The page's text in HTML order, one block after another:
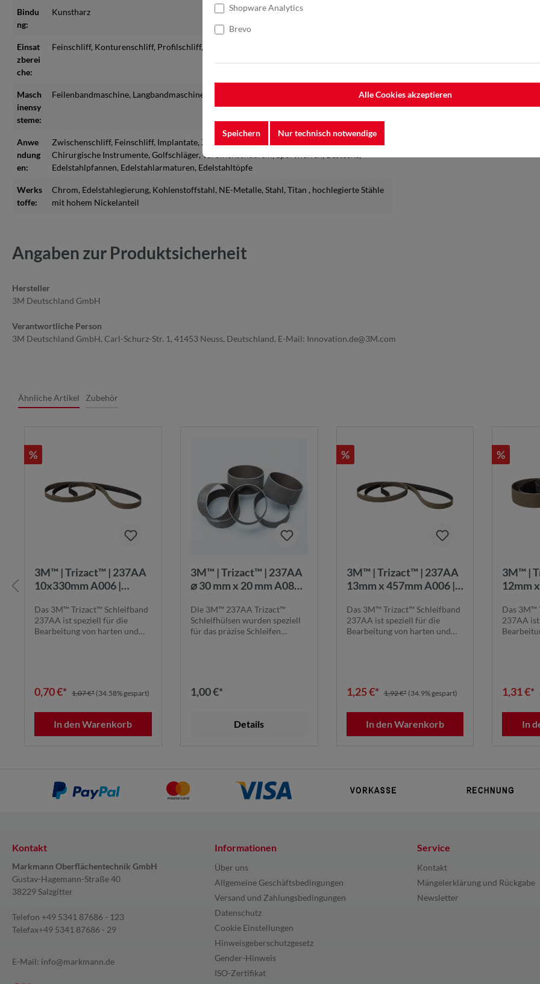
Bindu
ng:
Kunstharz
Einsat
zberei
che:
Feinschliff, Konturenschliff, Profilschliff, Zwischenschliff
Masch
inensy
steme:
Feilenbandmaschine, Langbandmaschine
Anwe
ndung
en:
Zwischenschliff, Feinschliff, Implantate, Zahnärztliche und medizinische Geräte
Chirurgische Instrumente, Golfschläger, Turbinenschaufeln
Edelstahlpfannen, Edelstahlarmaturen, Edelstahltöpfe
Werks
toffe:
Chrom, Edelstahlegierung, Kohlenstoffstahl, NE-Metalle, Stahl, Titan , hochlegierte Stähle
mit hohem Nickelanteil
Angaben zur Produktsicherheit
Hersteller
3M Deutschland GmbH
Verantwortliche Person
3M Deutschland GmbH, Carl-Schurz-Str. 1, 41453 Neuss, Deutschland, E-Mail: Innovation.de@3M.com
Ähnliche Artikel Zubehör
%
3M™ | Trizact™ | 237AA
10x330mm A006 |
Gleichbleibende
Schleifergebnisse
Das 3M™ Trizact™ Schleifband
237AA ist speziell für die
Bearbeitung von harten und
0,70 €* 1,07 €* (34.58% gespart)
In den Warenkorb
3M™ | Trizact™ | 237AA
⌀ 30 mm x 20 mm A080 |
Drehzahl: 19100 min-1 |
3M237AAD30X20A080
Die 3M™ 237AA Trizact™
Schleifhülsen wurden speziell
für das präzise Schleifen
1,00 €*
Details
%
3M™ | Trizact™ | 237AA
13mm x 457mm A006 |
Gleichbleibende
Schleifergebnisse
Das 3M™ Trizact™ Schleifband
237AA ist speziell für die
Bearbeitung von harten und
1,25 €* 1,92 €* (34.9% gespart)
In den Warenkorb
%
3M™ |
12mm
Das 3M™
237AA
1,31 €*
In
Kontakt
Markmann Oberflächentechnik GmbH
Gustav-Hagemann-Straße 40
38229 Salzgitter
Telefon +49 5341 87686 - 123
Telefax+49 5341 87686 - 29
E-Mail: info@markmann.de
Informationen
Über uns
Allgemeine Geschäftsbedingungen
Versand und Zahlungsbedingungen
Datenschutz
Cookie Einstellungen
Hinweisgeberschutzgesetz
Gender-Hinweis
ISO-Zertifikat
Service
Kontakt
Mängelerklärung und Rückgabe
Newsletter
Shopware Analytics
Brevo
Alle Cookies akzeptieren
Speichern Nur technisch notwendige